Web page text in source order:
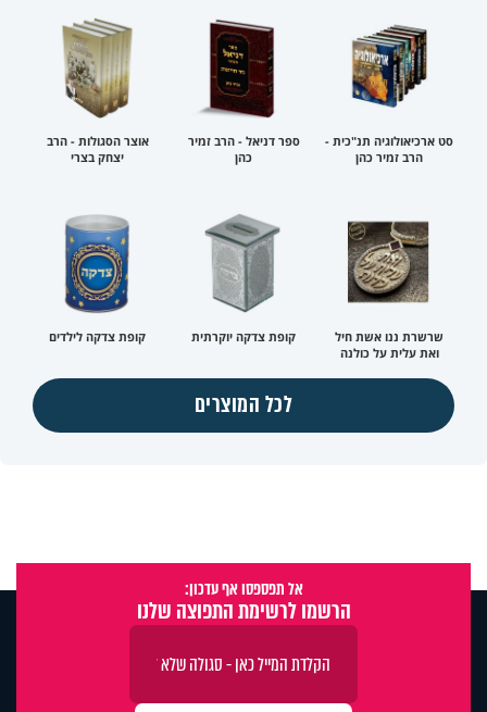
סט ארכיאולוגיה תנ"כית -
הרב זמיר כהן
ספר דניאל - הרב זמיר
כהן
אוצר הסגולות - הרב
יצחק בצרי
שרשרת ננו אשת חיל
ואת עלית על כולנה
קופת צדקה יוקרתית קופת צדקה לילדים
לכל המוצרים
אל תפספסו אף עדכון:
הרשמו לרשימת התפוצה שלנו